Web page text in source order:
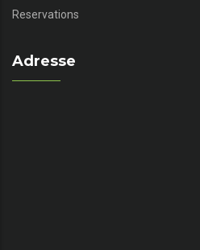
Reservations
Adresse